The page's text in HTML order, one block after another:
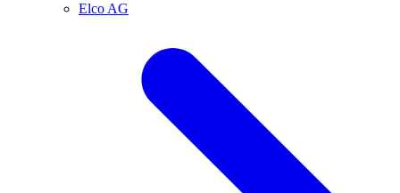
Elco AG